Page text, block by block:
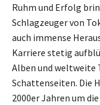
Ruhm und Erfolg
Schlagzeuger von
auch immense
Karriere stetig
Alben und weltweite
Schattenseiten. Die
2000er Jahren um